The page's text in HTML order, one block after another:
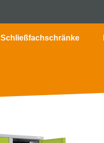
Schließfachschränke